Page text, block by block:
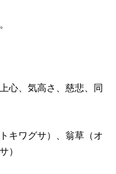
心、気高さ、慈悲、同
キワグサ）、翁草（オ
）